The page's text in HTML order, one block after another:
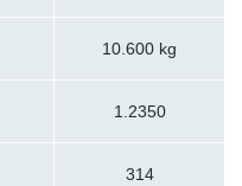
10.600 kg
1.2350
314